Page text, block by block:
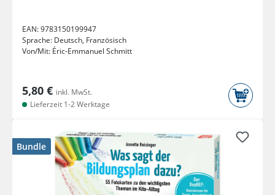
EAN:9783150199947
Sprache: Deutsch, Französisch
Von/Mit: Éric-Emmanuel Schmitt
5,80 € inkl. MwSt.
Lieferzeit 1-2 Werktage
Bundle